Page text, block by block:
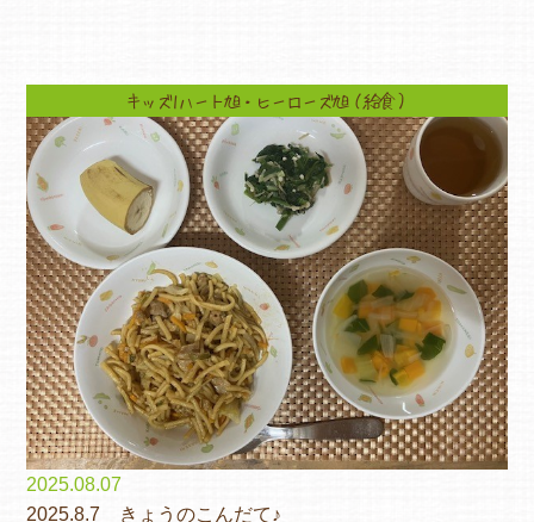
キッズ1ハート旭・ヒーローズ旭（給食）
2025.08.07
2025.8.7 きょうのこんだて♪